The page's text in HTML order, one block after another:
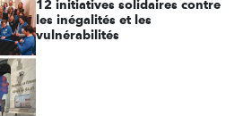
12 initiatives solidaires contre
les inégalités et les
vulnérabilités